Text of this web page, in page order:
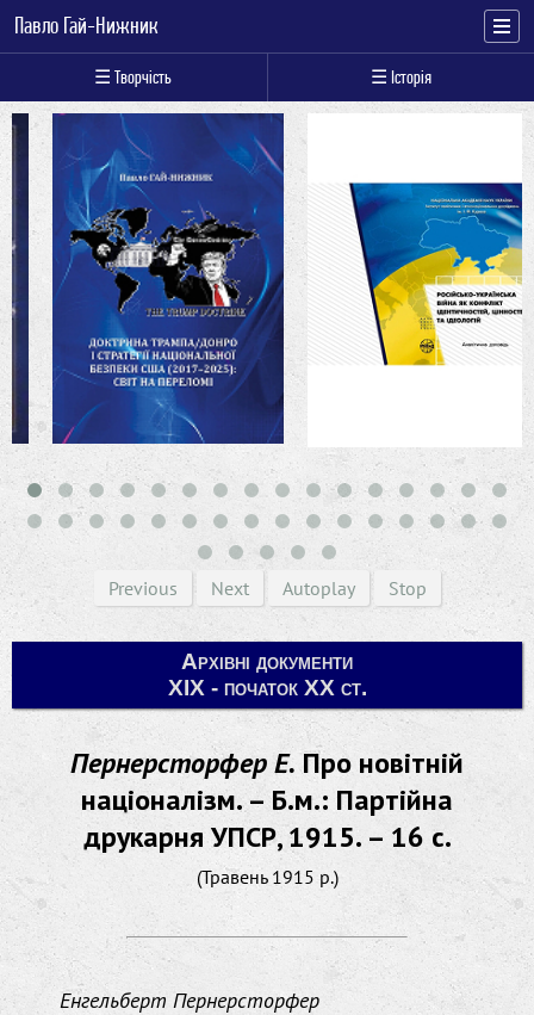
Павло Гай-Нижник
☰ Творчість ☰ Історія
Previous Next Autoplay Stop
Архівні документи
ХІХ - початок ХХ ст.
Пернерсторфер Е.Про новітній
націоналізм. – Б.м.: Партійна
друкарня УПСР, 1915. – 16 с.
(Травень 1915 р.)
Енгельберт Пернерсторфер